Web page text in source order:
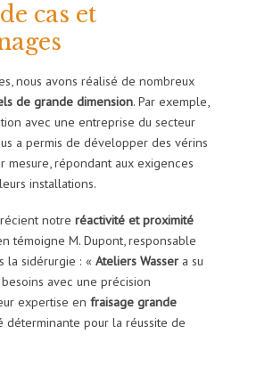
cas et
nous avons réalisé de nombreux
de grande dimension. Par exemple,
avec une entreprise du secteur
a permis de développer des vérins
mesure, répondant aux exigences
installations.
notre réactivité et proximité
témoigne M. Dupont, responsable
la sidérurgie : « Ateliers Wassera su
besoins avec une précision
expertise en fraisage grande
déterminante pour la réussite de